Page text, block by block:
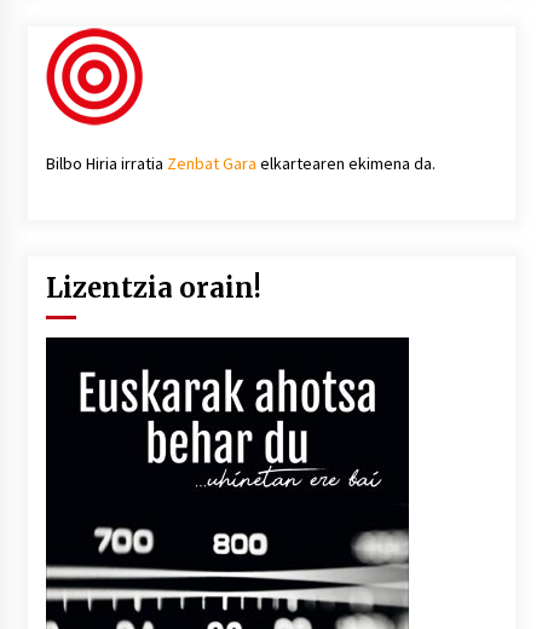
Bilbo Hiria irratia Zenbat Gara elkartearen ekimena da.
Lizentzia orain!